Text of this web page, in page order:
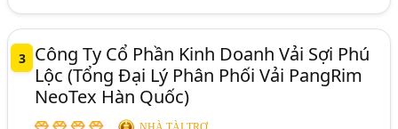
3
Công Ty Cổ Phần Kinh Doanh Vải Sợi Phú
Lộc (Tổng Đại Lý Phân Phối Vải PangRim
NeoTex Hàn Quốc)